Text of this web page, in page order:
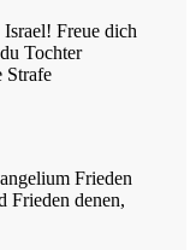
Israel! Freue dich
Tochter
Strafe
Frieden
Frieden denen,